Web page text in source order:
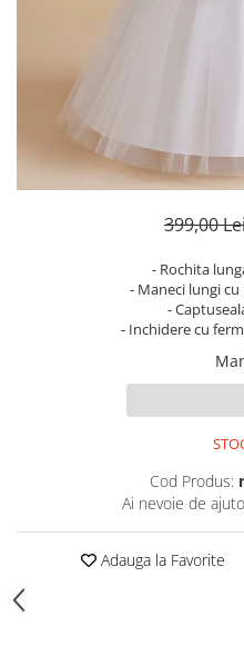
399,00
- Rochita
- Maneci lungi
-
- Inchidere cu
Cod Produs:
Ai nevoie de
Adauga la Favorite